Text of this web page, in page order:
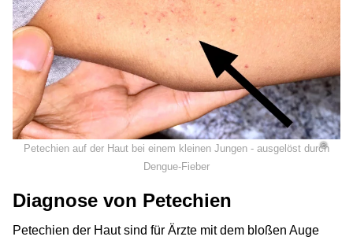
©
Petechien auf der Haut bei einem kleinen Jungen - ausgelöst durch
Dengue-Fieber
Diagnose von Petechien
Petechien der Haut sind für Ärzte mit dem bloßen Auge